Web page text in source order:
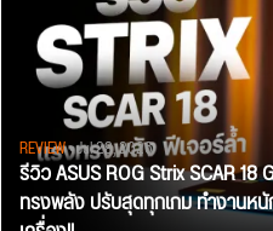
REVIEW• Jul 28, 2026
รีวิว ASUS ROG Strix SCAR
ทรงพลัง ปรับสุดทุกเกม ทำงานห